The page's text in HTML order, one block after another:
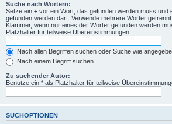
Suche nach Wörtern:
Setze ein + vor ein Wort, das gefunden werden muss und
gefunden werden darf. Verwende mehrere Wörter
Klammer, wenn nur eines der Wörter gefunden werden
Platzhalter für teilweise Übereinstimmungen.
Nach allen Begriffen suchen oder Suche wie
Nach einem Begriff suchen
Zu suchender Autor:
Benutze ein * als Platzhalter für teilweise
SUCHOPTIONEN